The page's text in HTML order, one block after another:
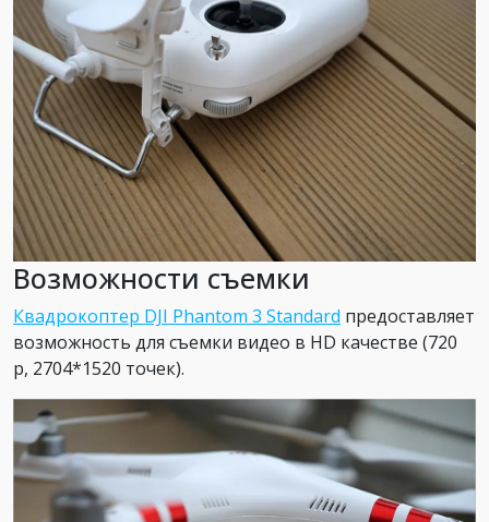
Возможности съемки
Квадрокоптер DJI Phantom 3 Standard предоставляет
возможность для съемки видео в HD качестве (720
p, 2704*1520 точек).